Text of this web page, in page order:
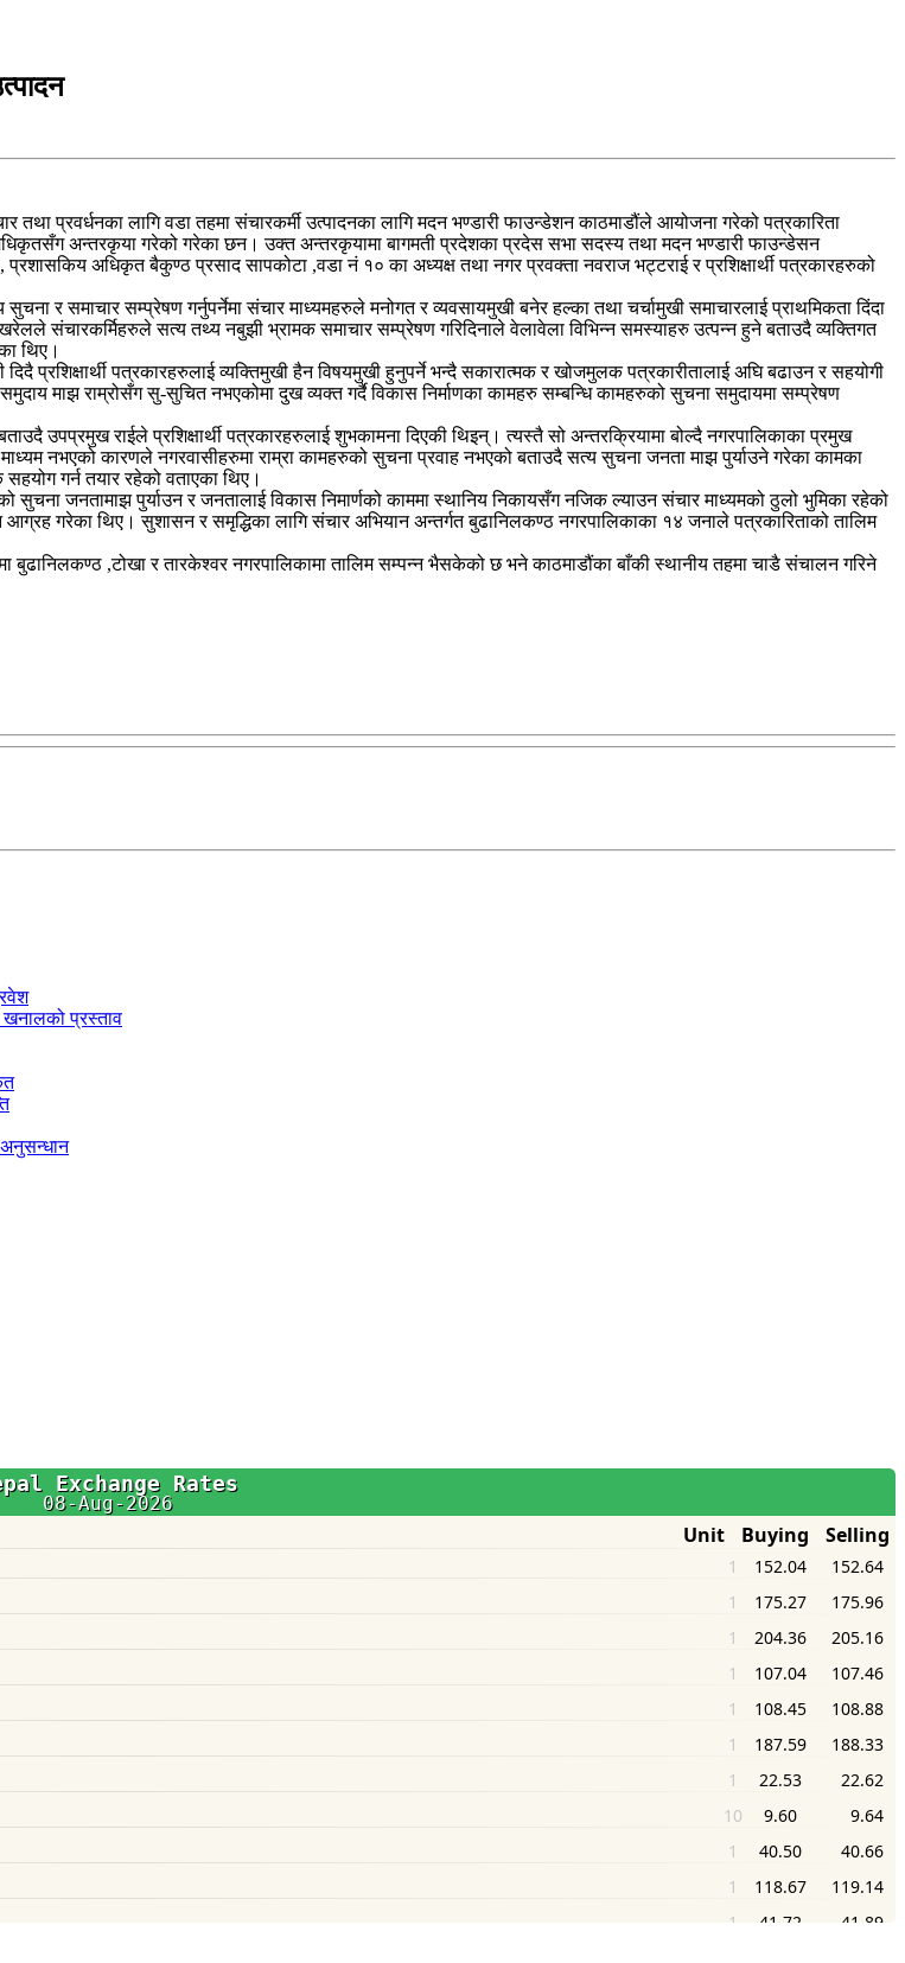
प्रवर्धनका लागि वडा तहमा संचारकर्मी उत्पादनका लागि मदन भण्डारी फाउन्डेशन काठमाडौंले आयोजना गरेको पत्रकारिता
अन्तरकृया गरेको गरेका छन। उक्त अन्तरकृयामा बागमती प्रदेशका प्रदेस सभा सदस्य तथा मदन भण्डारी फाउन्डेसन
अधिकृत बैकुण्ठ प्रसाद सापकोटा ,वडा नं १० का अध्यक्ष तथा नगर प्रवक्ता नवराज भट्टराई र प्रशिक्षार्थी पत्रकारहरुको
र समाचार सम्प्रेषण गर्नुपर्नेमा संचार माध्यमहरुले मनोगत र व्यवसायमुखी बनेर हल्का तथा चर्चामुखी समाचारलाई प्राथमिकता दिंदा
संचारकर्मिहरुले सत्य तथ्य नबुझी भ्रामक समाचार सम्प्रेषण गरिदिनाले वेलावेला विभिन्न समस्याहरु उत्पन्न हुने बताउदै व्यक्तिगत
थिए।
प्रशिक्षार्थी पत्रकारहरुलाई व्यक्तिमुखी हैन विषयमुखी हुनुपर्ने भन्दै सकारात्मक र खोजमुलक पत्रकारीतालाई अघि बढाउन र सहयोगी
माझ राम्रोसँग सु-सुचित नभएकोमा दुख व्यक्त गर्दै विकास निर्माणका कामहरु सम्बन्धि कामहरुको सुचना समुदायमा सम्प्रेषण
उपप्रमुख राईले प्रशिक्षार्थी पत्रकारहरुलाई शुभकामना दिएकी थिइन्। त्यस्तै सो अन्तरक्रियामा बोल्दै नगरपालिकाका प्रमुख
नभएको कारणले नगरवासीहरुमा राम्रा कामहरुको सुचना प्रवाह नभएको बताउदै सत्य सुचना जनता माझ पुर्याउने गरेका कामका
सहयोग गर्न तयार रहेको वताएका थिए।
सुचना जनतामाझ पुर्याउन र जनतालाई विकास निमार्णको काममा स्थानिय निकायसँग नजिक ल्याउन संचार माध्यमको ठुलो भुमिका रहेको
गरेका थिए। सुशासन र समृद्धिका लागि संचार अभियान अन्तर्गत बुढानिलकण्ठ नगरपालिकाका १४ जनाले पत्रकारिताको तालिम
बुढानिलकण्ठ ,टोखा र तारकेश्वर नगरपालिकामा तालिम सम्पन्न भैसकेको छ भने काठमाडौंका बाँकी स्थानीय तहमा चाडै संचालन गरिने
खनालको प्रस्ताव
अनुसन्धान